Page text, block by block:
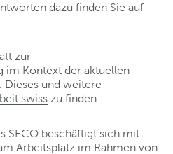
dazu finden Sie auf
zur
im Kontext der aktuellen
Dieses und weitere
zu finden.
SECO beschäftigt sich mit
Arbeitsplatz im Rahmen von